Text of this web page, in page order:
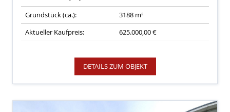
Grundstück (ca.):
3188 m²
Aktueller Kaufpreis:
625.000,00 €
DETAILS ZUM OBJEKT